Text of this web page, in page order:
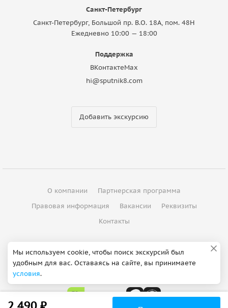
Санкт-Петербург
Санкт-Петербург, Большой пр. В.О. 18A, пом. 48Н
Ежедневно 10:00 — 18:00
Поддержка
ВКонтактеMax
hi@sputnik8.com
Добавить экскурсию
О компании
Партнерская программа
Правовая информация
Вакансии
Реквизиты
Контакты
© 2012 - 2026 ООО "Спутник"
Сделано в Петербурге
Мы используем cookie, чтобы поиск экскурсий был
удобным для вас. Оставаясь на сайте, вы принимаете
условия.